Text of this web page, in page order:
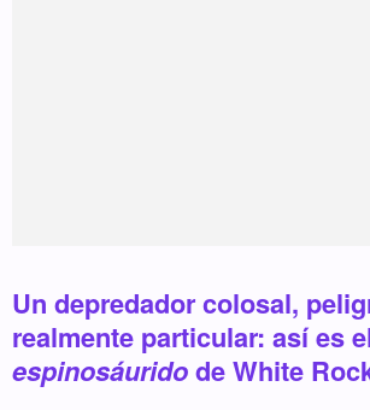
Un depredador colosal,
realmente particular: así es
espinosáuridode White